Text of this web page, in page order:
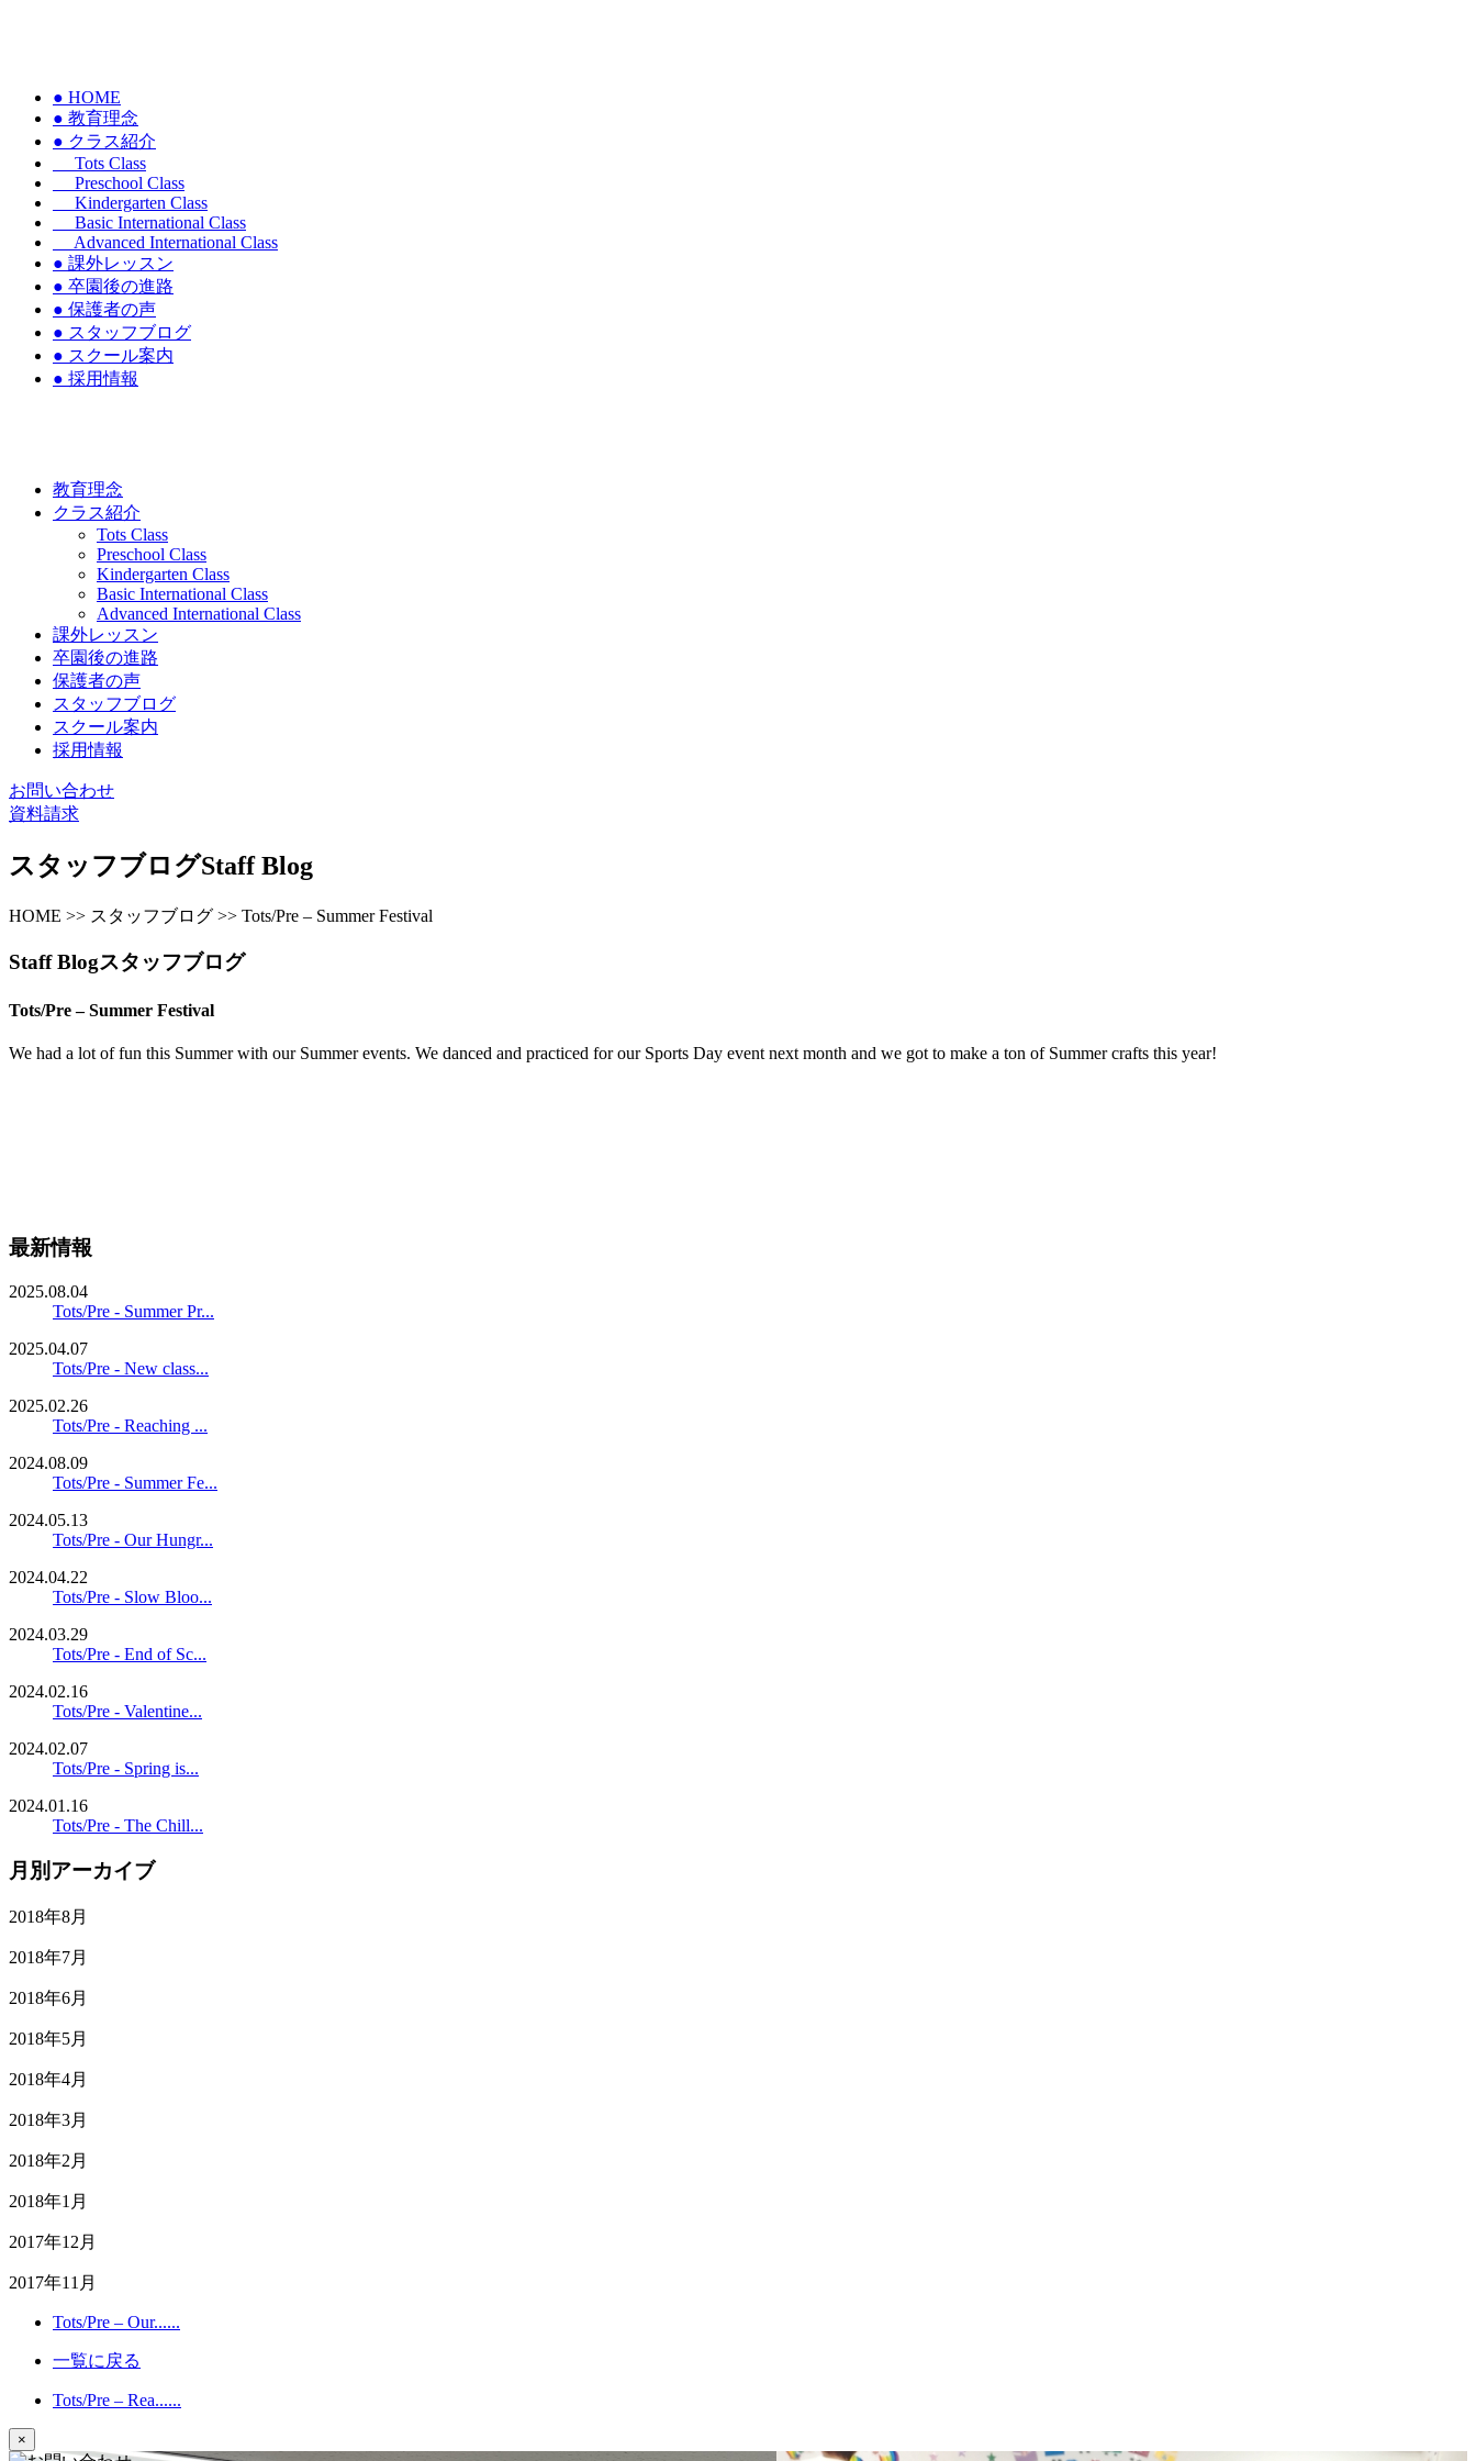
● HOME
● 教育理念
● クラス紹介
Tots Class
Preschool Class
Kindergarten Class
Basic International Class
Advanced International Class
● 課外レッスン
● 卒園後の進路
● 保護者の声
● スタッフブログ
● スクール案内
● 採用情報
教育理念
クラス紹介
Tots Class
Preschool Class
Kindergarten Class
Basic International Class
Advanced International Class
課外レッスン
卒園後の進路
保護者の声
スタッフブログ
スクール案内
採用情報
お問い合わせ
資料請求
スタッフブログStaff Blog
HOME >> スタッフブログ >> Tots/Pre – Summer Festival
Staff Blogスタッフブログ
Tots/Pre – Summer Festival
We had a lot of fun this Summer with our Summer events. We danced and practiced for our Sports Day event next month and we got to make a ton of Summer crafts this year!
最新情報
2025.08.04
Tots/Pre - Summer Pr...
2025.04.07
Tots/Pre - New class...
2025.02.26
Tots/Pre - Reaching ...
2024.08.09
Tots/Pre - Summer Fe...
2024.05.13
Tots/Pre - Our Hungr...
2024.04.22
Tots/Pre - Slow Bloo...
2024.03.29
Tots/Pre - End of Sc...
2024.02.16
Tots/Pre - Valentine...
2024.02.07
Tots/Pre - Spring is...
2024.01.16
Tots/Pre - The Chill...
月別アーカイブ
2018年8月
2018年7月
2018年6月
2018年5月
2018年4月
2018年3月
2018年2月
2018年1月
2017年12月
2017年11月
Tots/Pre – Our......
一覧に戻る
Tots/Pre – Rea......
×